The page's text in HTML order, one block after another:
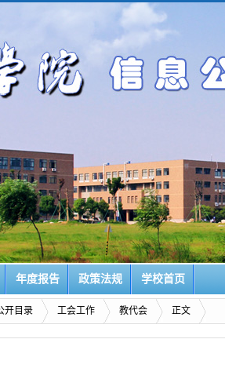
年度报告 政策法规 学校首页
开目录 工会工作 教代会
正文